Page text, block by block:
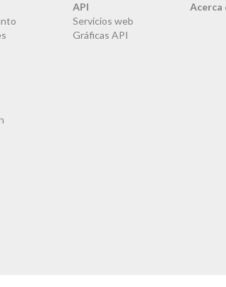
API
Servicios web
Gráficas API
Acerca